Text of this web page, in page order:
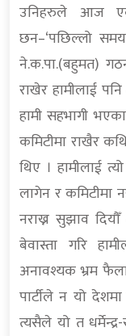
उनिहरुले आज
छन–‘पछिल्लो
ने.क.पा.(बहुमत)
राखेर हामीलाई
हामी सहभागी
कमिटीमा राखैर
थिए । हामीलाई
लागेन र कमिटीमा
नराख्न सुझाव
बेवास्ता गरि
अनावश्यक भ्रम
पार्टीले न यो
त्यसैले यो त